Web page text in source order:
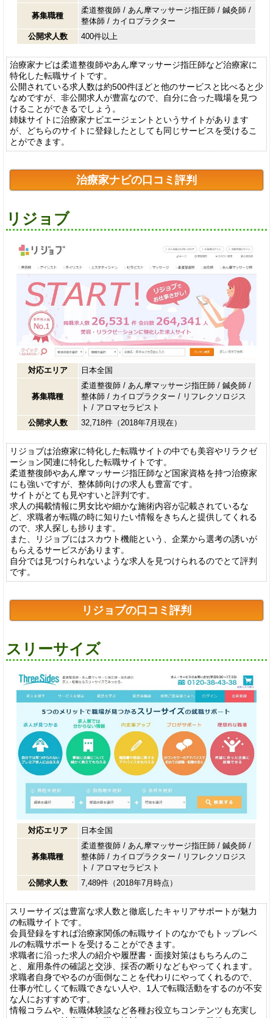
募集職種
柔道整復師 / あん摩マッサージ指圧師 /鍼灸師 /
整体師 / カイロプラクター
公開求人数
400件以上
治療家ナビは柔道整復師やあん摩マッサージ指圧師など治療家に
特化した転職サイトです。
公開されている求人数は約500件ほどと他のサービスと比べると少
なめですが、非公開求人が豊富なので、自分に合った職場を見つ
けることができるでしょう。
姉妹サイトに治療家ナビエージェントというサイトがあります
が、どちらのサイトに登録したとしても同じサービスを受けるこ
とができます。
治療家ナビの口コミ評判
リジョブ
対応エリア 日本全国
募集職種
柔道整復師 /あん摩マッサージ指圧師 /鍼灸師 /
整体師 / カイロプラクター / リフレクソロジス
ト / アロマセラピスト
公開求人数
32,718件（2018年7月現在）
リジョブは治療家に特化した転職サイトの中でも美容やリラクゼ
ーション関連に特化した転職サイトです。
柔道整復師やあん摩マッサージ指圧師など国家資格を持つ治療家
にも強いですが、整体師向けの求人も豊富です。
サイトがとても見やすいと評判です。
求人の掲載情報に男女比や細かな施術内容が記載されているな
ど、求職者が転職の時に知りたい情報をきちんと提供してくれる
ので、求人探しも捗ります。
また、リジョブにはスカウト機能という、企業から選考の誘いが
もらえるサービスがあります。
自分では見つけられないような求人を見つけられるのでとて評判
です。
リジョブの口コミ評判
スリーサイズ
対応エリア 日本全国
募集職種
柔道整復師 / あん摩マッサージ指圧師 /鍼灸師 /
整体師 / カイロプラクター / リフレクソロジス
ト / アロマセラピスト
公開求人数
7,489件（2018年7月時点）
スリーサイズは豊富な求人数と徹底したキャリアサポートが魅力
の転職サイトです。
会員登録をすれば治療家関係の転職サイトのなかでもトップレベ
ルの転職サポートを受けることができます。
求職者に沿った求人の紹介や履歴書・面接対策はもちろんのこ
と、雇用条件の確認と交渉、採否の断りなどもやってくれます。
求職者自身でやるのが面倒なことを代わりにやってくれるので、
仕事が忙しくて転職できない人や、1人で転職活動をするのが不安
な人におすすめです。
情報コラムや、転職体験談など各種お役立ちコンテンツも充実し